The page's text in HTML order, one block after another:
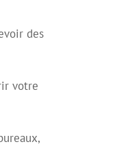
des
votre